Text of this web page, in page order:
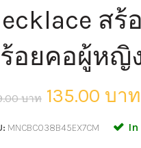
ส
อยคอผู้หญิ
บาท 135.00 บาท
MNCBC038B45EX7CM